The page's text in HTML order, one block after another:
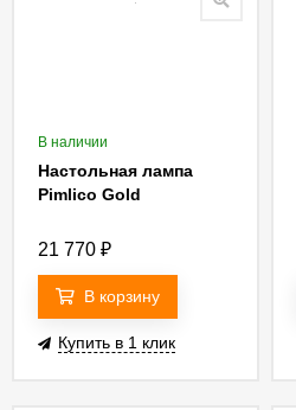
В наличии
Настольная лампа
Pimlico Gold
21 770 ₽
В корзину
Купить в 1 клик